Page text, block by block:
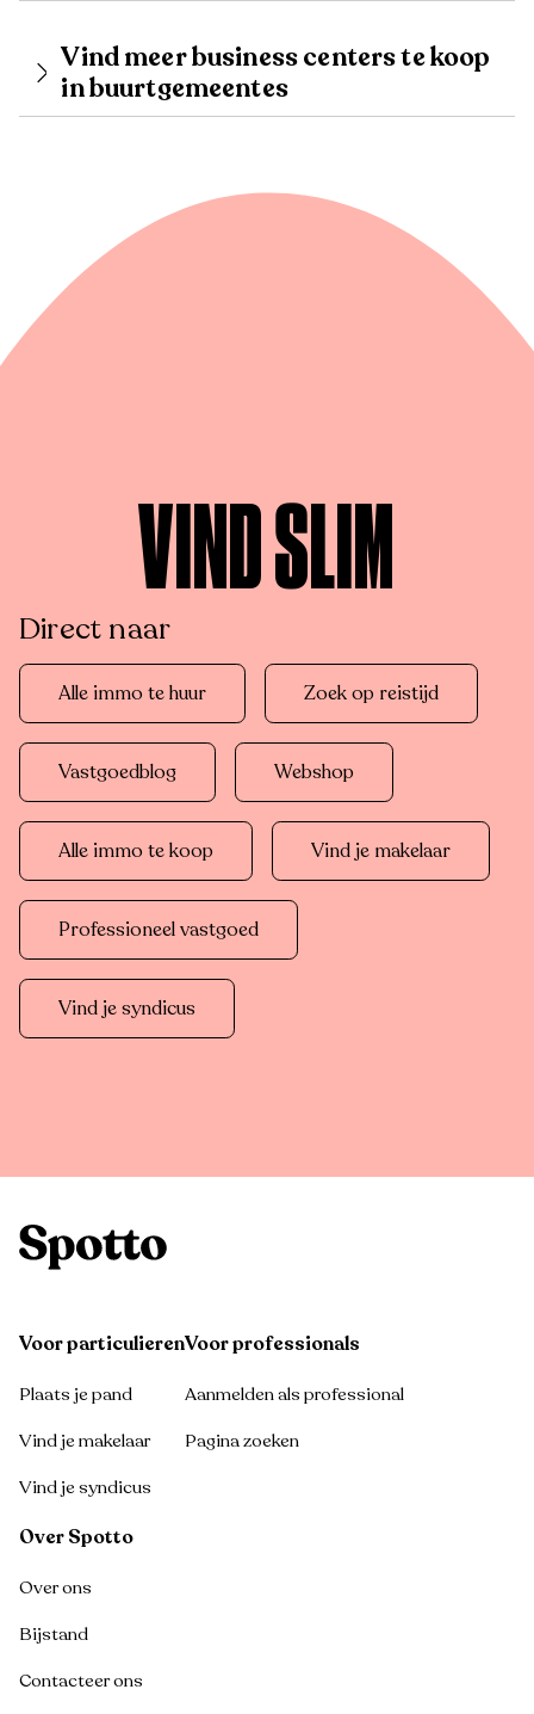
Vind meer business centers te koop
in buurtgemeentes
VIND SLIM
Direct naar
Alle immo te huur Zoek op reistijd
Vastgoedblog Webshop
Alle immo te koop Vind je makelaar
Professioneel vastgoed
Vind je syndicus
Voor particulieren
Plaats je pand
Vind je makelaar
Vind je syndicus
Voor professionals
Aanmelden als professional
Pagina zoeken
Over Spotto
Over ons
Bijstand
Contacteer ons